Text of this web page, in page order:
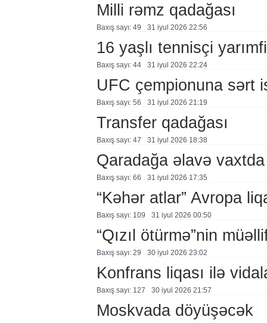
Milli rəmz qadağası
Baxış sayı: 49 31 i̇yul 2026 22:56
16 yaşlı tennisçi
Baxış sayı: 44 31 i̇yul 2026 22:24
UFC çempionuna sərt
Baxış sayı: 56 31 i̇yul 2026 21:19
Transfer qadağası
Baxış sayı: 47 31 i̇yul 2026 18:38
Qaradağa əlavə
Baxış sayı: 66 31 i̇yul 2026 17:35
“Kəhər atlar” Avropa
Baxış sayı: 109 31 i̇yul 2026 00:50
“Qızıl ötürmə”nin
Baxış sayı: 29 30 i̇yul 2026 23:02
Konfrans liqası ilə
Baxış sayı: 127 30 i̇yul 2026 21:57
Moskvada döyüşəcək